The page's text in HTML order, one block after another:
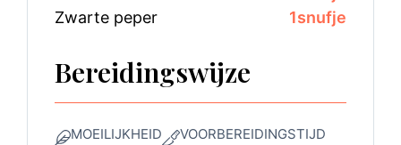
Zwarte peper
1snufje
Bereidingswijze
MOEILIJKHEID VOORBEREIDINGSTIJD